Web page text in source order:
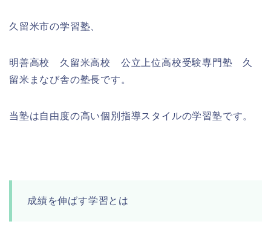
久留米市の学習塾、
明善高校 久留米高校 公立上位高校受験専門塾 久
留米まなび舎の塾長です。
当塾は自由度の高い個別指導スタイルの学習塾です。
成績を伸ばす学習とは